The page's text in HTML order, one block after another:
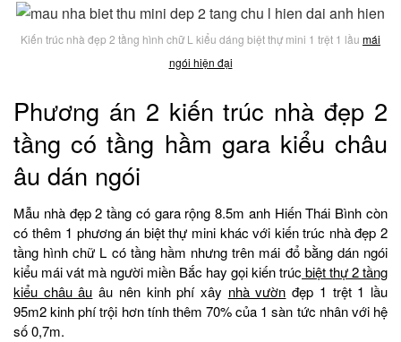
Kiến trúc nhà đẹp 2 tầng hình chữ L kiểu dáng biệt thự mini 1 trệt 1 lầu mái
ngói hiện đại
Phương án 2 kiến trúc nhà đẹp 2
tầng có tầng hầm gara kiểu châu
âu dán ngói
Mẫu nhà đẹp 2 tầng có gara rộng 8.5m anh Hiến Thái Bình còn
có thêm 1 phương án biệt thự mini khác với kiến trúc nhà đẹp 2
tầng hình chữ L có tầng hầm nhưng trên mái đổ bằng dán ngói
kiểu mái vát mà người miền Bắc hay gọi kiến trúc biệt thự 2 tầng
kiểu châu âu âu nên kinh phí xây nhà vườn đẹp 1 trệt 1 lầu
95m2 kinh phí trội hơn tính thêm 70% của 1 sàn tức nhân với hệ
số 0,7m.